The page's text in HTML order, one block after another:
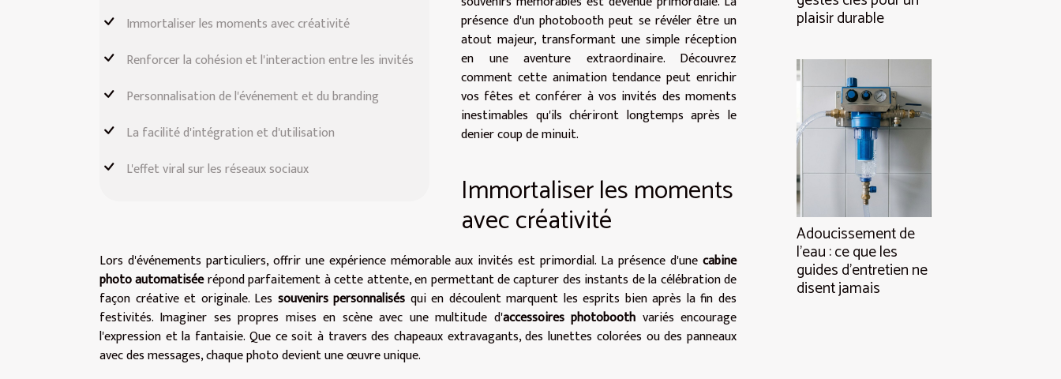
Immortaliser les moments avec créativité
Renforcer la cohésion et l'interaction entre les invités
Personnalisation de l'événement et du branding
La facilité d'intégration et d'utilisation
L'effet viral sur les réseaux sociaux
présence d'un photobooth peut se révéler être un
atout majeur, transformant une simple réception
en une aventure extraordinaire. Découvrez
comment cette animation tendance peut enrichir
vos fêtes et conférer à vos invités des moments
inestimables qu'ils chériront longtemps après le
denier coup de minuit.
Immortaliser les moments
avec créativité
Lors d'événements particuliers, offrir une expérience mémorable aux invités est primordial. La présence d'une cabine
photo automatiséerépond parfaitement à cette attente, en permettant de capturer des instants de la célébration de
façon créative et originale. Les souvenirs personnalisés qui en découlent marquent les esprits bien après la fin des
festivités. Imaginer ses propres mises en scène avec une multitude d'accessoires photobooth variés encourage
l'expression et la fantaisie. Que ce soit à travers des chapeaux extravagants, des lunettes colorées ou des panneaux
avec des messages, chaque photo devient une œuvre unique.
plaisir durable
Adoucissement de
l’eau : ce que les
guides d’entretien ne
disent jamais